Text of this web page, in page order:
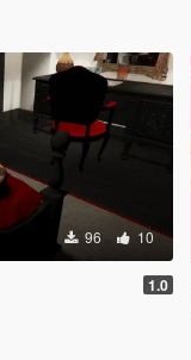
96 10
1.0